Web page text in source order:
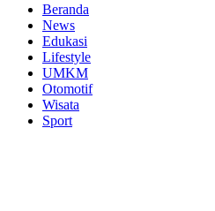
Beranda
News
Edukasi
Lifestyle
UMKM
Otomotif
Wisata
Sport